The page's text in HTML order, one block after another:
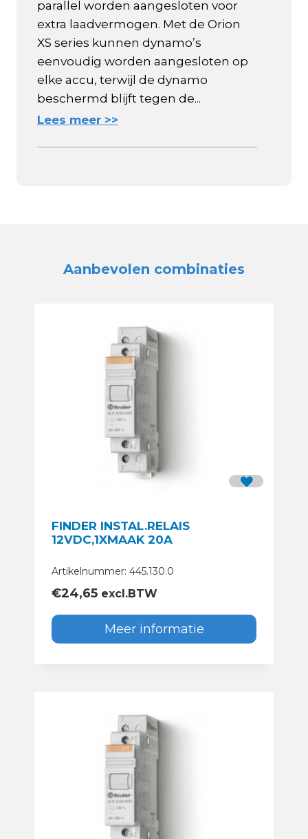
parallel worden aangesloten voor
extra laadvermogen. Met de Orion
XS series kunnen dynamo’s
eenvoudig worden aangesloten op
elke accu, terwijl de dynamo
beschermd blijft tegen de...
Lees meer >>
Aanbevolen combinaties
FINDER INSTAL.RELAIS
12VDC,1XMAAK 20A
Artikelnummer: 445.130.0
€24,65 excl.BTW
Meer informatie